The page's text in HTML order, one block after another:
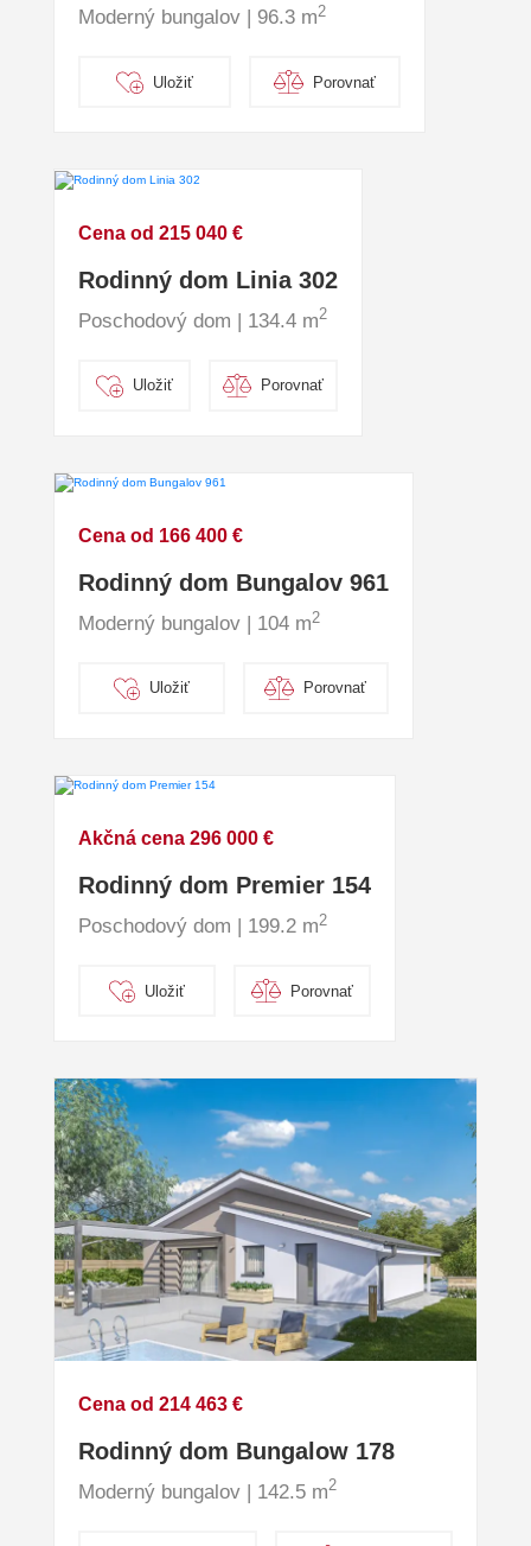
Moderný bungalov | 96.3 m2
Uložiť Porovnať
Cena od 215 040 €
Rodinný dom Linia 302
Poschodový dom | 134.4 m2
Uložiť Porovnať
Cena od 166 400 €
Rodinný dom Bungalov 961
Moderný bungalov | 104 m2
Uložiť Porovnať
Akčná cena 296 000 €
Rodinný dom Premier 154
Poschodový dom | 199.2 m2
Uložiť Porovnať
Cena od 214 463 €
Rodinný dom Bungalow 178
Moderný bungalov | 142.5 m2